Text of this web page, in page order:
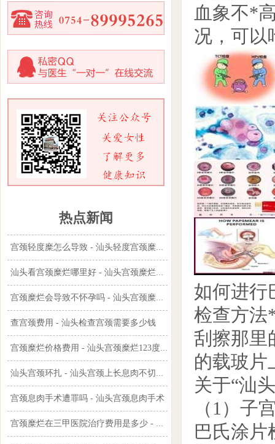
热点新闻
宫颈轻度糜怎么导致 - 汕头轻度宫颈糜烂怎么治疗
汕头看宫颈糜烂哪里好 - 汕头宫颈糜烂可以流产吗
宫颈糜烂会导致不怀孕吗 - 汕头宫颈糜烂会自愈吗
查宫颈费用 - 汕头检查宫颈需要多少钱
宫颈糜烂价格费用 - 汕头宫颈糜烂123度图片
汕头宫颈环扎 - 汕头宫颈上长息肉不切行吗
宫颈息肉手术遭罪吗 - 汕头宫颈息肉手术
宫颈糜烂在三甲医院治疗费用是多少 - 汕头宫颈糜烂三度能自愈吗
血象不*
况，可以
如何进行
检查方法
刮擦那里
的载玻片
关于“汕
（1）子
巴氏涂片